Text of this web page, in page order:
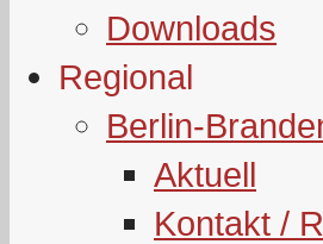
Downloads
Regional
Berlin-
Aktuell
Kontakt /